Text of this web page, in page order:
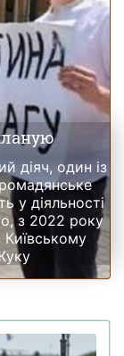
діяч, один із
у діяльності
з 2022 року